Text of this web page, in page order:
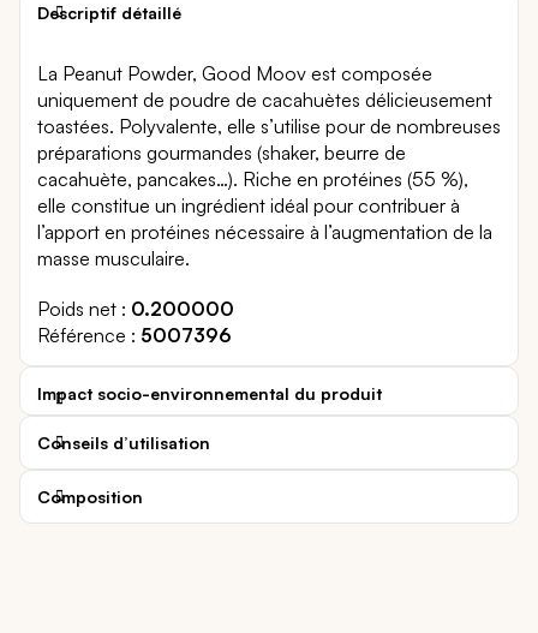
Descriptif détaillé
La Peanut Powder, Good Moov est composée
uniquement de poudre de cacahuètes délicieusement
toastées. Polyvalente, elle s’utilise pour de nombreuses
préparations gourmandes (shaker, beurre de
cacahuète, pancakes…). Riche en protéines (55 %),
elle constitue un ingrédient idéal pour contribuer à
l’apport en protéines nécessaire à l’augmentation de la
masse musculaire.
Poids net
0.200000
Référence
5007396
Impact socio-environnemental du produit
Conseils d’utilisation
Composition